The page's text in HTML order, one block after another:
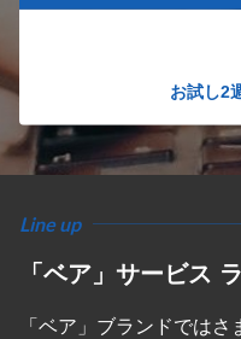
お試し2
Line up
「ベア」サービス
「ベア」ブランドでは